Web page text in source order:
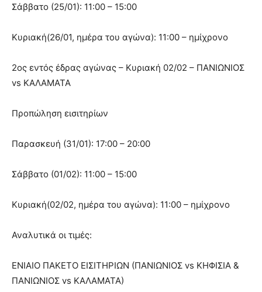
Σάββατο (25/01): 11:00 – 15:00
Κυριακή(26/01, ημέρα του αγώνα): 11:00 – ημίχρονο
2ος εντός έδρας αγώνας – Κυριακή 02/02 – ΠΑΝΙΩΝΙΟΣ
vs ΚΑΛΑΜΑΤΑ
Προπώληση εισιτηρίων
Παρασκευή (31/01): 17:00 – 20:00
Σάββατο (01/02): 11:00 – 15:00
Κυριακή(02/02, ημέρα του αγώνα): 11:00 – ημίχρονο
Αναλυτικά οι τιμές:
ΕΝΙΑΙΟ ΠΑΚΕΤΟ ΕΙΣΙΤΗΡΙΩΝ (ΠΑΝΙΩΝΙΟΣ vs KΗΦΙΣΙΑ &
ΠΑΝΙΩΝΙΟΣ vs ΚΑΛΑΜΑΤΑ)